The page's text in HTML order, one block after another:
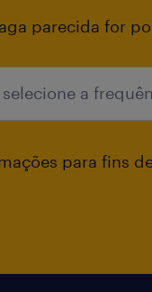
parecida for
para fins